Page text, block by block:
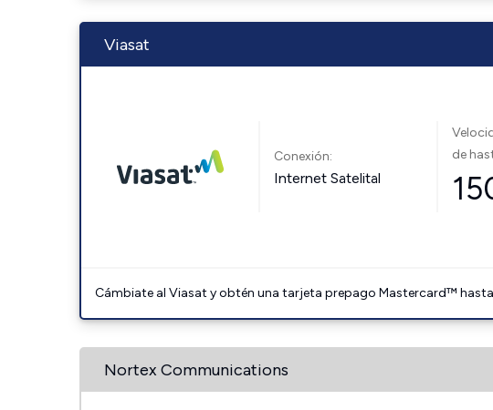
Viasat
Conexión:
Internet Satelital
de
Cámbiate al Viasat y obtén una tarjeta prepago Mastercard™
Nortex Communications